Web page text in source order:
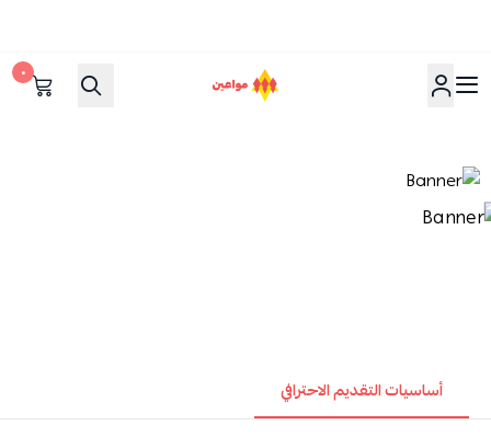
مواعين
٠
أساسيات التقديم الاحترافي